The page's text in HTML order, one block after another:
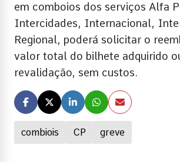
combiois CP greve
em comboios dos serviços Alfa
Intercidades, Internacional,
Regional, poderá solicitar o
valor total do bilhete adquirido
revalidação, sem custos.